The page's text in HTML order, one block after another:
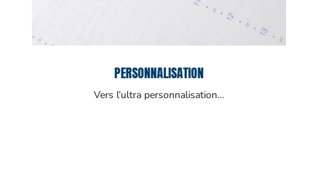
PERSONNALISATION
Vers l’ultra personnalisation…